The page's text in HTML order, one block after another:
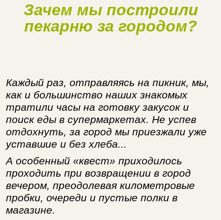
Наше производство
Зачем мы построили
пекарню за городом?
Каждый раз, отправляясь на пикник, мы,
как и большинство наших знакомых
тратили часы на готовку закусок и
поиск еды в супермаркетах. Не успев
отдохнуть, за город мы приезжали уже
уставшие и без хлеба...
А особенный «квест» приходилось
проходить при возвращении в город
вечером, преодолевая километровые
пробки, очереди и пустые полки в
магазине.